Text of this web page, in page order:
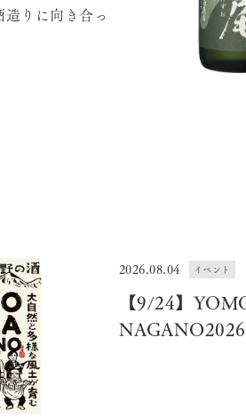
りに向き合っ
2026.08.04 イベント
【9/24】